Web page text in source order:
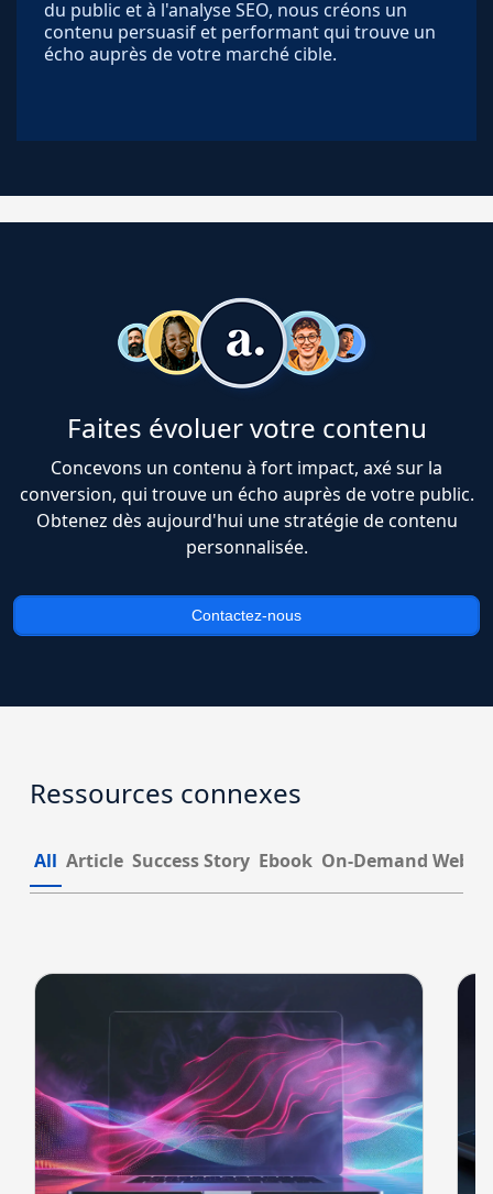
du public et à l'analyse SEO, nous créons un
contenu persuasif et performant qui trouve un
écho auprès de votre marché cible.
Faites évoluer votre contenu
Concevons un contenu à fort impact, axé sur la
conversion, qui trouve un écho auprès de votre public.
Obtenez dès aujourd'hui une stratégie de contenu
personnalisée.
Contactez-nous
Ressources connexes
All Article Success Story Ebook On-Demand